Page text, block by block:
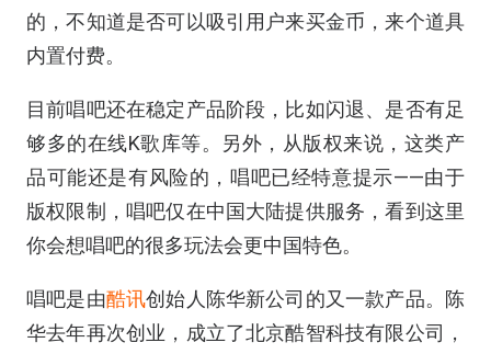
的，不知道是否可以吸引用户来买金币，来个道具
内置付费。
目前唱吧还在稳定产品阶段，比如闪退、是否有足
够多的在线K歌库等。另外，从版权来说，这类产
品可能还是有风险的，唱吧已经特意提示——由于
版权限制，唱吧仅在中国大陆提供服务，看到这里
你会想唱吧的很多玩法会更中国特色。
唱吧是由酷讯创始人 陈华新公司的又一款产品。陈
华去年再次创业，成立了北京酷智科技有限公司，